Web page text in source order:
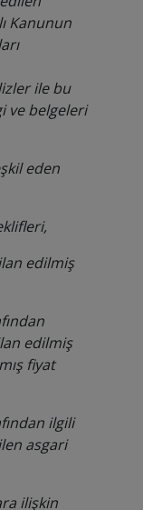
Kanunun
ile bu
ve belgeleri
eden
edilmiş
edilmiş
fiyat
ilgili
asgari
ilişkin